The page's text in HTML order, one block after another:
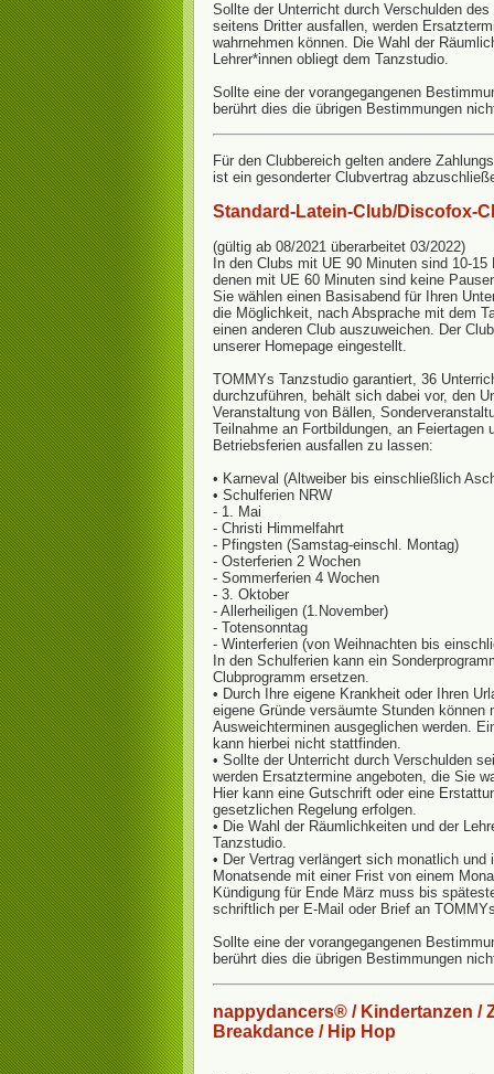
Sollte der Unterricht durch Verschulden
seitens Dritter ausfallen, werden
wahrnehmen können. Die Wahl der
Lehrer*innen obliegt dem Tanzstudio.
Sollte eine der vorangegangenen
berührt dies die übrigen Bestimmungen
Für den Clubbereich gelten andere
ist ein gesonderter Clubvertrag
Standard-Latein-Club/Discofox-
(gültig ab 08/2021 überarbeitet 03/2022)
In den Clubs mit UE 90 Minuten sind 10-
denen mit UE 60 Minuten sind keine
Sie wählen einen Basisabend für Ihren
die Möglichkeit, nach Absprache mit dem
einen anderen Club auszuweichen. Der
unserer Homepage eingestellt.
TOMMYs Tanzstudio garantiert, 36
durchzuführen, behält sich dabei vor, den
Veranstaltung von Bällen,
Teilnahme an Fortbildungen, an Feiertagen
Betriebsferien ausfallen zu lassen:
• Karneval (Altweiber bis einschließlich
• Schulferien NRW
- 1. Mai
- Christi Himmelfahrt
- Pfingsten (Samstag-einschl. Montag)
- Osterferien 2 Wochen
- Sommerferien 4 Wochen
- 3. Oktober
- Allerheiligen (1.November)
- Totensonntag
- Winterferien (von Weihnachten bis
In den Schulferien kann ein
Clubprogramm ersetzen.
• Durch Ihre eigene Krankheit oder Ihren
eigene Gründe versäumte Stunden können
Ausweichterminen ausgeglichen werden.
kann hierbei nicht stattfinden.
• Sollte der Unterricht durch Verschulden
werden Ersatztermine angeboten, die Sie
Hier kann eine Gutschrift oder eine
gesetzlichen Regelung erfolgen.
• Die Wahl der Räumlichkeiten und der
Tanzstudio.
• Der Vertrag verlängert sich monatlich und
Monatsende mit einer Frist von einem
Kündigung für Ende März muss bis
schriftlich per E-Mail oder Brief an
Sollte eine der vorangegangenen
berührt dies die übrigen Bestimmungen
nappydancers® / Kindertanzen /
Breakdance / Hip Hop